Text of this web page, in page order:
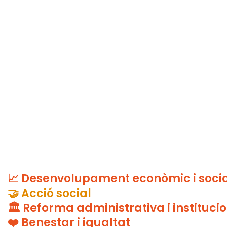
📈 Desenvolupament econòmic i
🤝 Acció social
🏛️ Reforma administrativa i
❤️ Benestar i igualtat